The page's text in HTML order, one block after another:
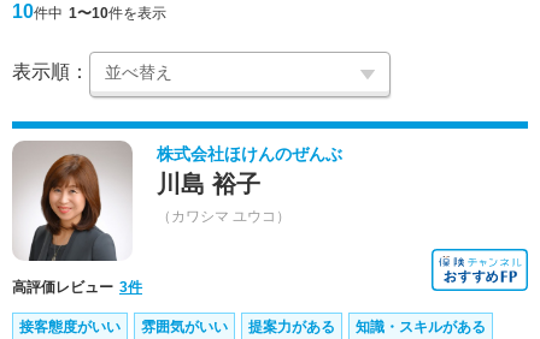
10件中 1〜10件を表示
表示順：
株式会社ほけんのぜんぶ
川島 裕子
（カワシマ ユウコ）
高評価レビュー 3件
接客態度がいい 雰囲気がいい 提案力がある 知識・スキルがある